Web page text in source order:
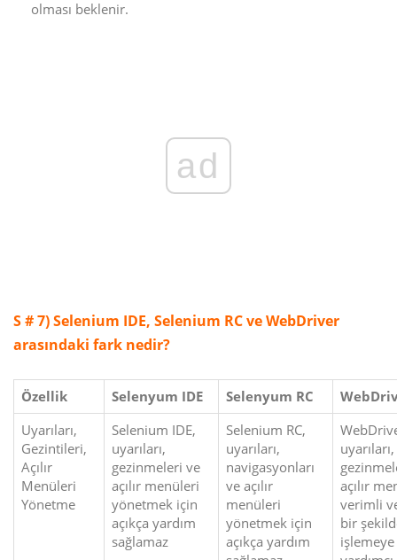
olması beklenir.
ad
S # 7)Selenium IDE, Selenium RC ve WebDriver
arasındaki fark nedir?
Özellik Selenyum IDE Selenyum RC
Uyarıları,
Gezintileri,
Açılır
Menüleri
Yönetme
Selenium IDE,
uyarıları,
gezinmeleri ve
açılır menüleri
yönetmek için
açıkça yardım
sağlamaz
Selenium RC,
uyarıları,
navigasyonları
ve açılır
menüleri
yönetmek için
açıkça yardım
uyarıları,
açılır
verimli
bir
işlemeye